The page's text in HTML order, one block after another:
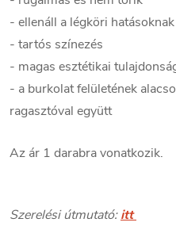
- ellenáll a légköri
- tartós színezés
- magas esztétikai
- a burkolat felületének
ragasztóval együtt
Az ár 1 darabra vonatkozik.
Szerelési útmutató: itt